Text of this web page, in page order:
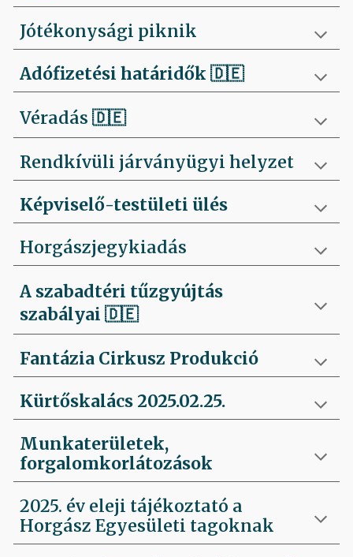
Jótékonysági piknik
Adófizetési határidők🇩🇪
Véradás🇩🇪
Rendkívüli járványügyi helyzet
Képviselő-testületi ülés
Horgászjegykiadás
A szabadtéri tűzgyújtás
szabályai 🇩🇪
Fantázia Cirkusz Produkció
Kürtőskalács 2025.02.25.
Munkaterületek,
forgalomkorlátozások
2025. év eleji tájékoztató a
Horgász Egyesületi tagoknak